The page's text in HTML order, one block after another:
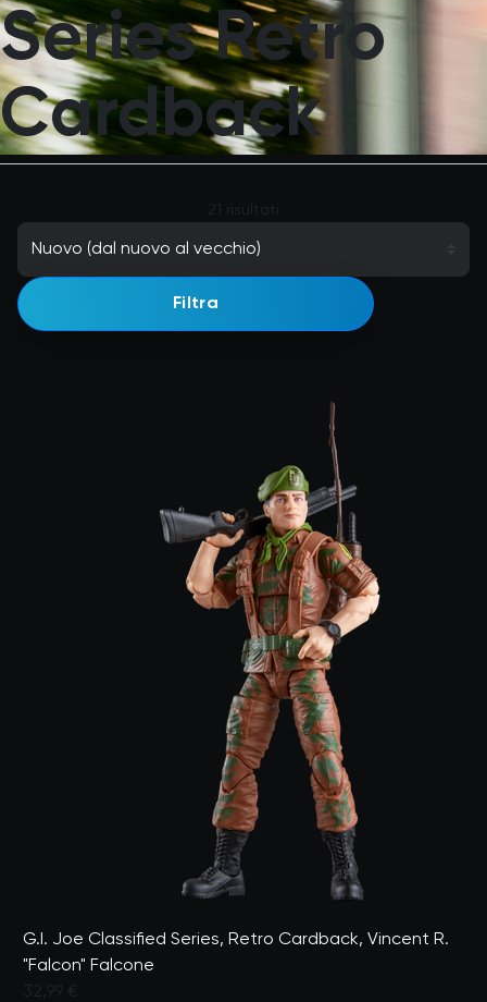
Series Retro
Cardback
21 risultati
Filtra
G.I. Joe Classified Series, Retro Cardback, Vincent R.
"Falcon" Falcone
32,99 €